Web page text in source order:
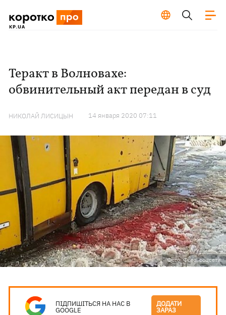
Теракт в Волновахе:
обвинительный акт передан в суд
НИКОЛАЙ ЛИСИЦЫН 14 января 2020 07:11
Фото: Фото: соцсети
ПІДПИШІТЬСЯ НА НАС В
GOOGLE
ДОДАТИ
ЗАРАЗ